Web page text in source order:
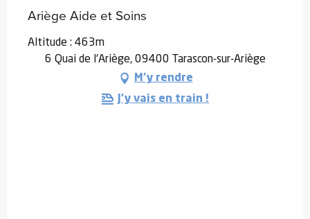
Ariège Aide et Soins
Altitude : 463m
6 Quai de l'Ariège, 09400 Tarascon-sur-Ariège
M'y rendre
J'y vais en train !